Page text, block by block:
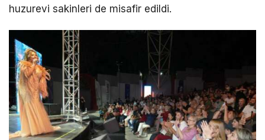
huzurevi sakinleri de misafir edildi.